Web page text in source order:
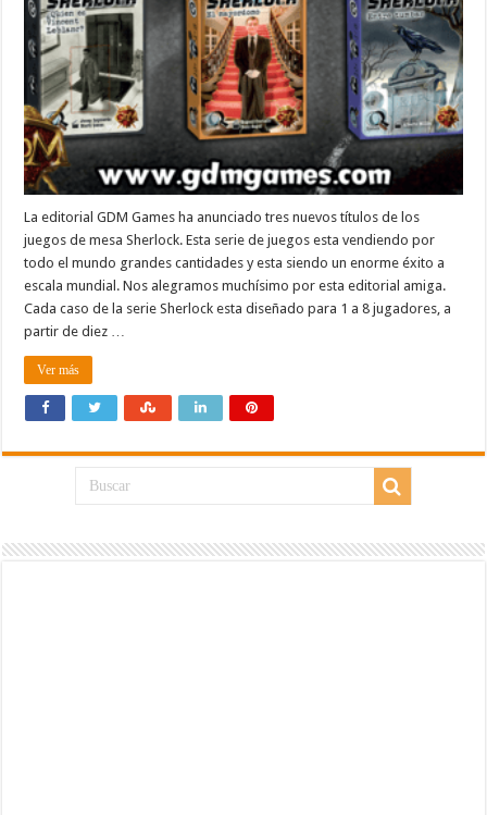
La editorial GDM Games ha anunciado tres nuevos títulos de los
juegos de mesa Sherlock. Esta serie de juegos esta vendiendo por
todo el mundo grandes cantidades y esta siendo un enorme éxito a
escala mundial. Nos alegramos muchísimo por esta editorial amiga.
Cada caso de la serie Sherlock esta diseñado para 1 a 8 jugadores, a
partir de diez …
Ver más